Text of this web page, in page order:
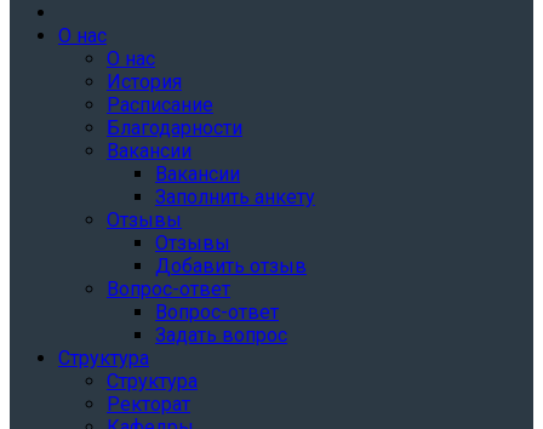
О нас
О нас
История
Расписание
Благодарности
Вакансии
Вакансии
Заполнить анкету
Отзывы
Отзывы
Добавить отзыв
Вопрос-ответ
Вопрос-ответ
Задать вопрос
Структура
Структура
Ректорат